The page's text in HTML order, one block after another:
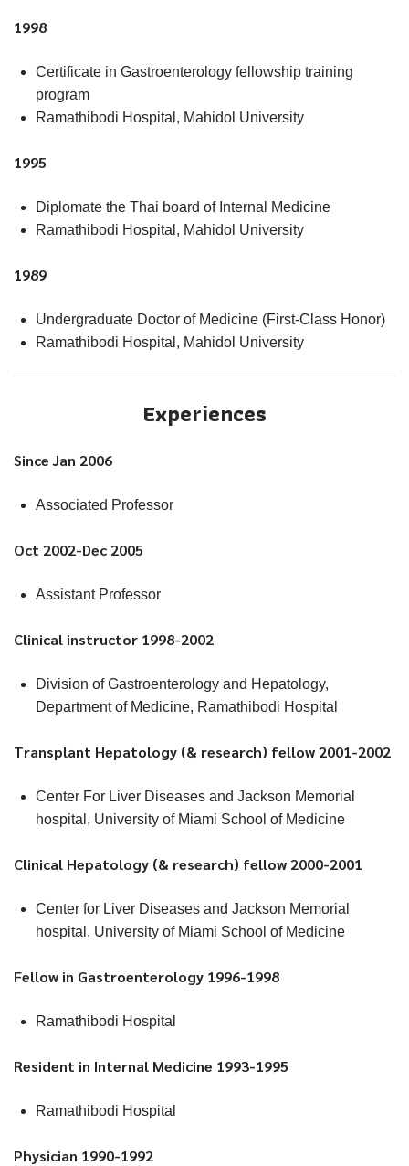
1998
Certificate in Gastroenterology fellowship training
program
Ramathibodi Hospital, Mahidol University
1995
Diplomate the Thai board of Internal Medicine
Ramathibodi Hospital, Mahidol University
1989
Undergraduate Doctor of Medicine (First-Class Honor)
Ramathibodi Hospital, Mahidol University
Experiences
Since Jan 2006
Associated Professor
Oct 2002-Dec 2005
Assistant Professor
Clinical instructor 1998-2002
Division of Gastroenterology and Hepatology,
Department of Medicine, Ramathibodi Hospital
Transplant Hepatology (& research) fellow 2001-2002
Center For Liver Diseases and Jackson Memorial
hospital, University of Miami School of Medicine
Clinical Hepatology (& research) fellow 2000-2001
Center for Liver Diseases and Jackson Memorial
hospital, University of Miami School of Medicine
Fellow in Gastroenterology 1996-1998
Ramathibodi Hospital
Resident in Internal Medicine 1993-1995
Ramathibodi Hospital
Physician 1990-1992